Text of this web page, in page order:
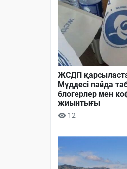
ЖСДП
Мүддесі пайда
блогерлер мен
жиынтығы
12